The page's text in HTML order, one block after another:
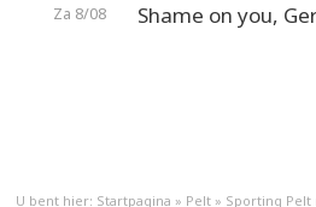
Za 8/08 Shame on you,
U bent hier: Startpagina » Pelt » Sporting Pelt